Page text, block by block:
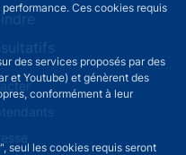
Ces cookies requis
des services proposés par des
et Youtube) et génèrent des
conformément à leur
seul les cookies requis seront